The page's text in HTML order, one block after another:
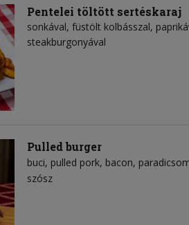
Pentelei töltött sertéskaraj
sonkával, füstölt kolbásszal,
steakburgonyával
Pulled burger
buci pulled pork bacon
szósz